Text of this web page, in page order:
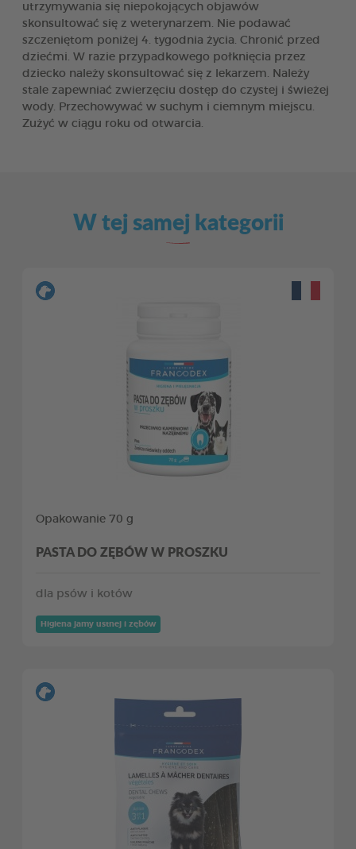
utrzymywania się niepokojących objawów
skonsultować się z weterynarzem. Nie podawać
szczeniętom poniżej 4. tygodnia życia. Chronić przed
dziećmi. W razie przypadkowego połknięcia przez
dziecko należy skonsultować się z lekarzem. Należy
stale zapewniać zwierzęciu dostęp do czystej i świeżej
wody. Przechowywać w suchym i ciemnym miejscu.
Zużyć w ciągu roku od otwarcia.
W tej samej kategorii
Opakowanie 70 g
PASTA DO ZĘBÓW W PROSZKU
dla psów i kotów
Higiena jamy ustnej i zębów